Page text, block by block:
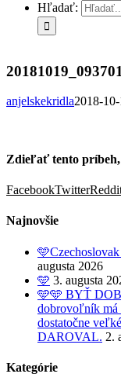
Hľadať:
20181019_093701
anjelskekridla2018-
Zdieľať tento
FacebookTwitter
Najnovšie
augusta 2026
🩵 3. augusta
🩵🩵 BYŤ
dobrovoľník má
dostatočne
DAROVAL. 2.
Kategórie